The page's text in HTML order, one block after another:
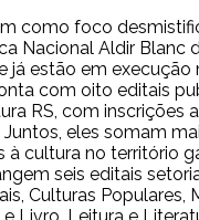
como foco
Nacional Aldir Blanc
já estão em execução
com oito editais
RS, com inscrições
eles somam
à cultura no território
seis editais
Culturas Populares,